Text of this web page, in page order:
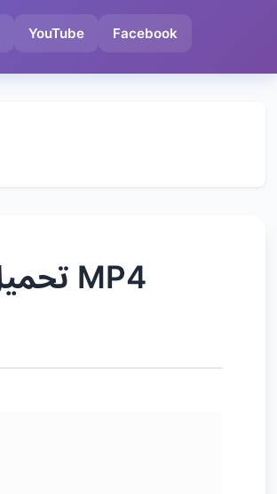
YouTube Facebook
تحميل فيديوهات من فيسبوك بجودة عالية – تنزيل مقاطع مباشر MP4